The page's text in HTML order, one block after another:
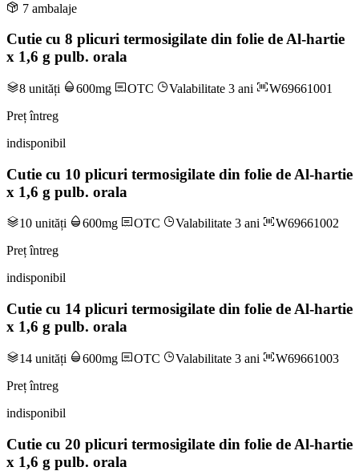
7 ambalaje
Cutie cu 8 plicuri termosigilate din folie de Al-hartie
x 1,6 g pulb. orala
8 unități 600mg OTC Valabilitate 3 ani
W69661001
Preț întreg
indisponibil
Cutie cu 10 plicuri termosigilate din folie de Al-hartie
x 1,6 g pulb. orala
10 unități 600mg OTC Valabilitate 3 ani
W69661002
Preț întreg
indisponibil
Cutie cu 14 plicuri termosigilate din folie de Al-hartie
x 1,6 g pulb. orala
14 unități 600mg OTC Valabilitate 3 ani
W69661003
Preț întreg
indisponibil
Cutie cu 20 plicuri termosigilate din folie de Al-hartie
x 1,6 g pulb. orala